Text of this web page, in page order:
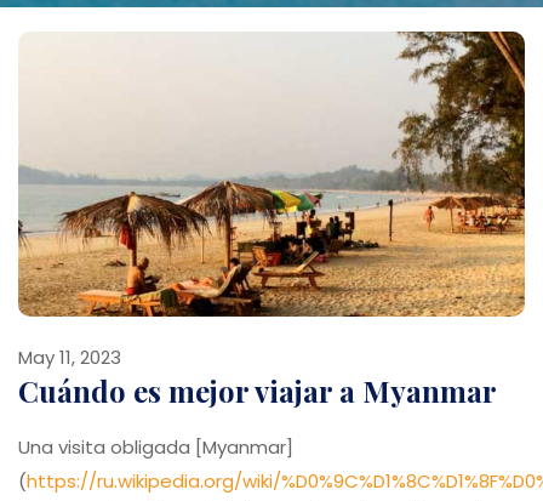
May 11, 2023
Cuándo es mejor viajar a Myanmar
Una visita obligada [Myanmar]
(https://ru.wikipedia.org/wiki/